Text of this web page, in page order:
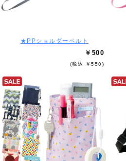
★PPショルダーベルト
￥500
(税込 ￥550)